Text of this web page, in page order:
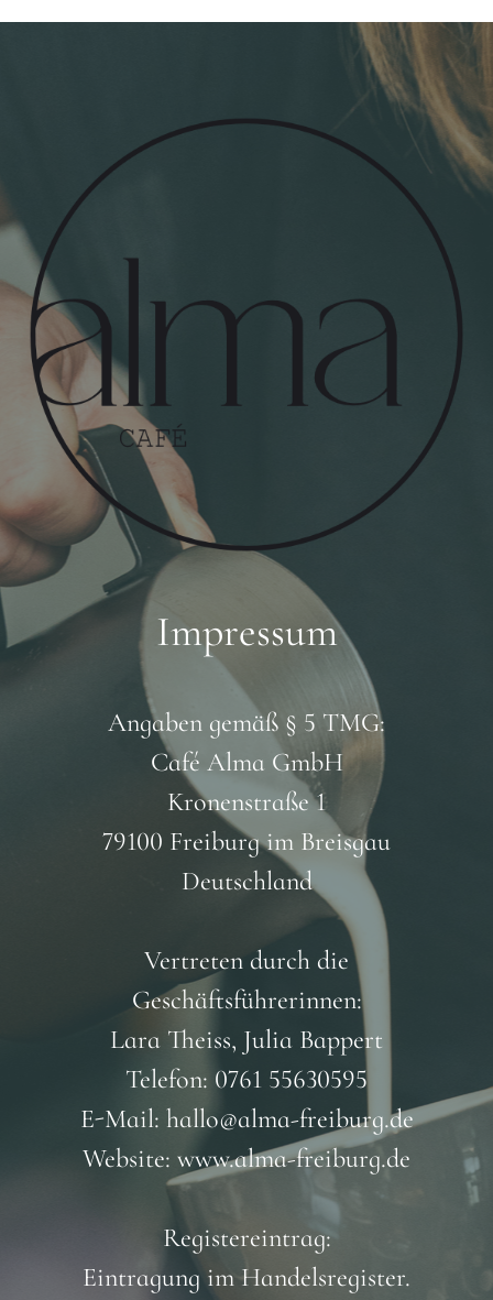
Impressum
Angaben gemäß § 5 TMG:
Café Alma GmbH
Kronenstraße 1
79100 Freiburg im Breisgau
Deutschland
Vertreten durch die
Geschäftsführerinnen:
Lara Theiss, Julia Bappert
Telefon: 0761 55630595
E-Mail: hallo@alma-freiburg.de
Website: www.alma-freiburg.de
Registereintrag:
Eintragung im Handelsregister.